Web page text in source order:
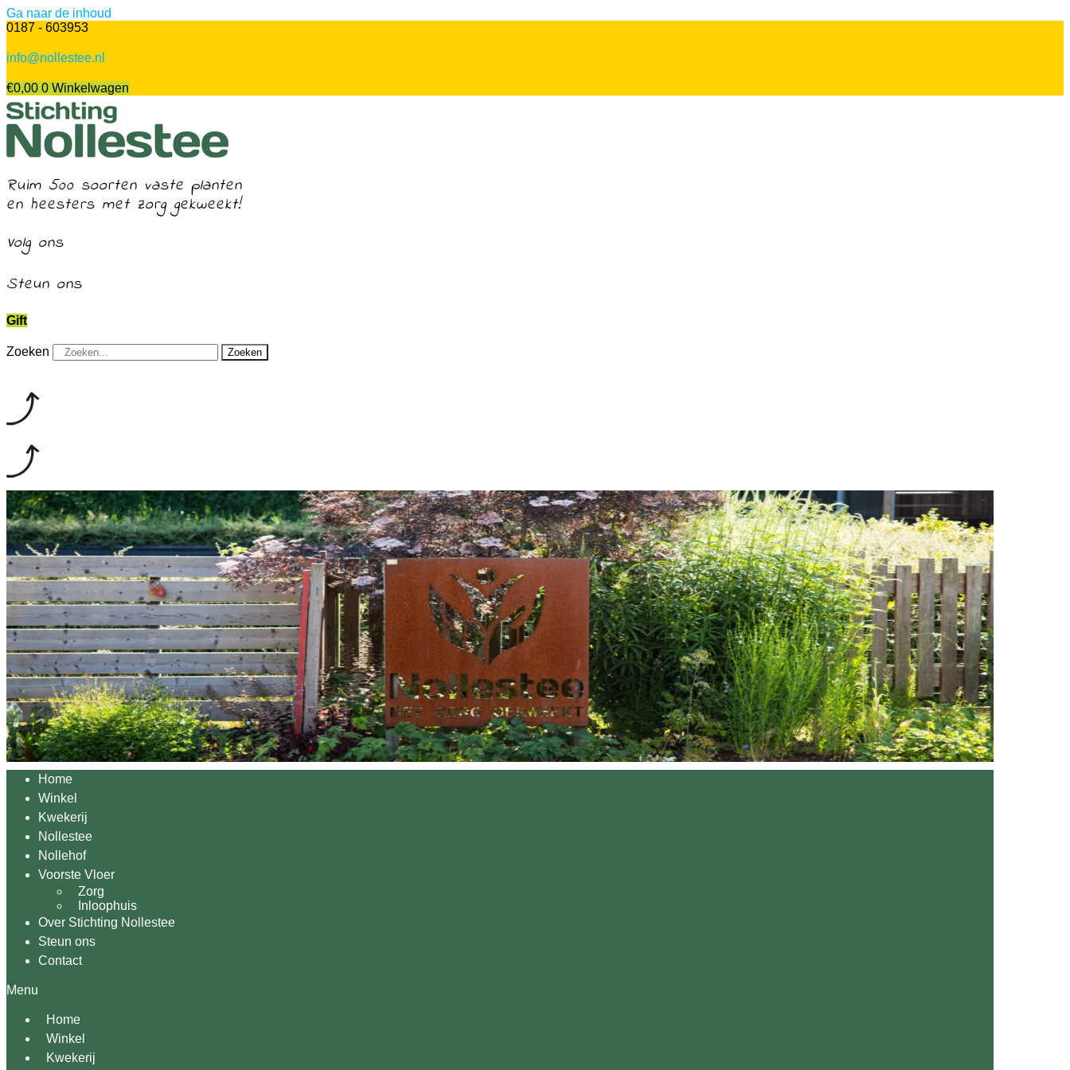
Ga naar de inhoud
0187 - 603953
info@nollestee.nl
€0,00 0 Winkelwagen
Ruim 500 soorten vaste planten
en heesters met zorg gekweekt!
Volg ons
Steun ons
Gift
Zoeken Zoeken
Home
Winkel
Kwekerij
Nollestee
Nollehof
Voorste Vloer
Zorg
Inloophuis
Over Stichting Nollestee
Steun ons
Contact
Menu
Home
Winkel
Kwekerij